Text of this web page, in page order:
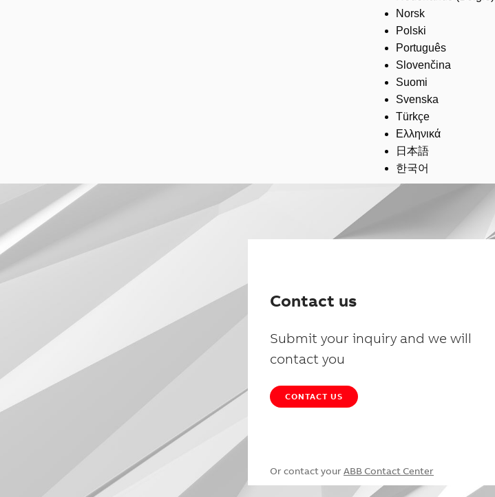
Norsk
Polski
Português
Slovenčina
Suomi
Svenska
Türkçe
Ελληνικά
日本語
한국어
Contact us
Submit your inquiry and we will
contact you
CONTACT US
Or contact your ABB Contact Center